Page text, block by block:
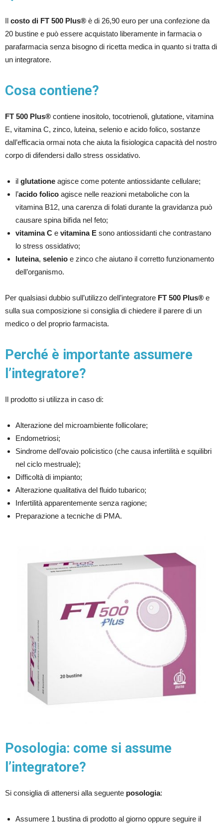
Il costo di FT 500 Plus® è di 26,90 euro per una confezione da
20 bustine e può essere acquistato liberamente in farmacia o
parafarmacia senza bisogno di ricetta medica in quanto si tratta di
un integratore.
Cosa contiene?
FT 500 Plus® contiene inositolo, tocotrienoli, glutatione, vitamina
E, vitamina C, zinco, luteina, selenio e acido folico, sostanze
dall’efficacia ormai nota che aiuta la fisiologica capacità del nostro
corpo di difendersi dallo stress ossidativo.
il glutatione agisce come potente antiossidante cellulare;
l’acido folico agisce nelle reazioni metaboliche con la
vitamina B12, una carenza di folati durante la gravidanza può
causare spina biﬁda nel feto;
vitamina C e vitamina E sono antiossidanti che contrastano
lo stress ossidativo;
luteina, selenio e zinco che aiutano il corretto funzionamento
dell’organismo.
Per qualsiasi dubbio sull’utilizzo dell’integratore FT 500 Plus® e
sulla sua composizione si consiglia di chiedere il parere di un
medico o del proprio farmacista.
Perché è importante assumere
l’integratore?
Il prodotto si utilizza in caso di:
Alterazione del microambiente follicolare;
Endometriosi;
Sindrome dell’ovaio policistico (che causa infertilità e squilibri
nel ciclo mestruale);
Difficoltà di impianto;
Alterazione qualitativa del fluido tubarico;
Infertilità apparentemente senza ragione;
Preparazione a tecniche di PMA.
Posologia: come si assume
l’integratore?
Si consiglia di attenersi alla seguente posologia:
Assumere 1 bustina di prodotto al giorno oppure seguire il